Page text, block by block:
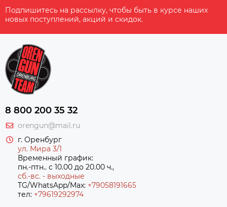
Подпишитесь на рассылку, чтобы быть в курсе наших
новых поступлений, акций и скидок.
8 800 200 35 32
orengun@mail.ru
г. Оренбург
ул. Мира 3/1
Временный график:
пн.-птн.. с 10.00 до 20.00 ч.,
сб.-вс. - выходные
TG/WhatsApp/Max: +79058191665
тел: +79619292974